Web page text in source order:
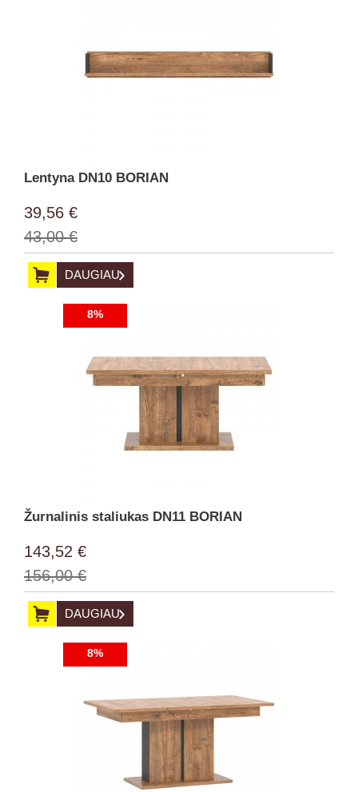
Lentyna DN10 BORIAN
39,56 €
43,00 €
DAUGIAU
8%
Žurnalinis staliukas DN11 BORIAN
143,52 €
156,00 €
DAUGIAU
8%